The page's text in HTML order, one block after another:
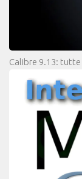
Calibre 9.13: